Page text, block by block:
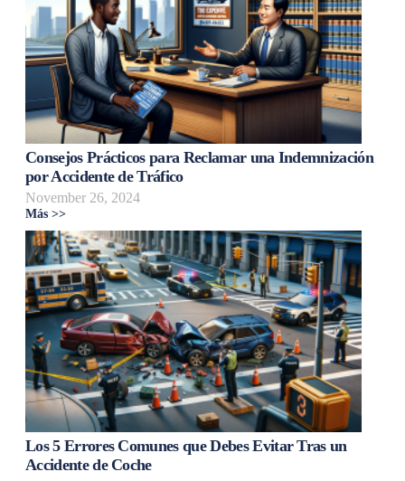
Consejos Prácticos para Reclamar una Indemnización
por Accidente de Tráfico
November 26, 2024
Más >>
Los 5 Errores Comunes que Debes Evitar Tras un
Accidente de Coche